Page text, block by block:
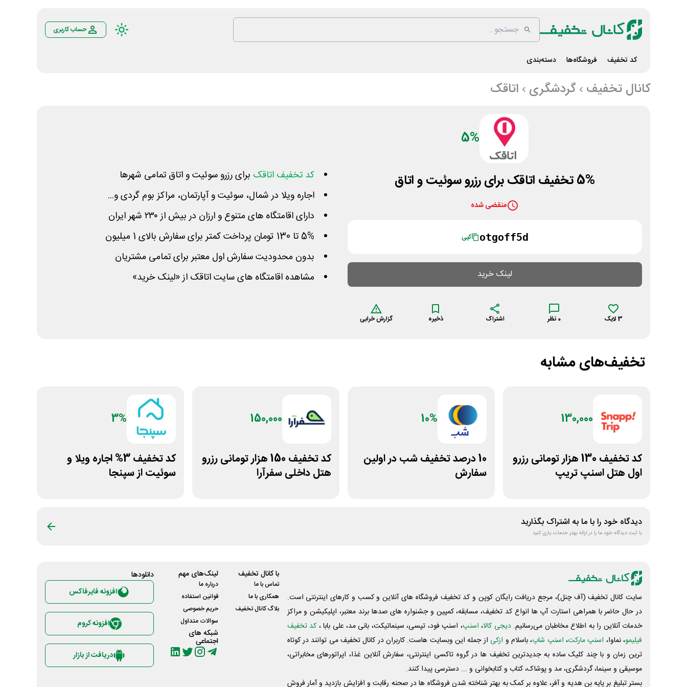
حساب کاربری
کد تخفیف فروشگاه‌ها دسته‌بندی
کانال تخفیف گردشگری اتاقک
5%
5% تخفیف اتاقک برای رزرو سوئیت و اتاق
منقضی شده
otgoff5d کپی
لینک خرید
3 لایک 0 نظر اشتراک ذخیره گزارش خرابی
کد تخفیف اتاقک برای رزرو سوئیت و اتاق تمامی شهرها
اجاره ویلا در شمال، سوئیت و آپارتمان، مراکز بوم گردی و...
دارای اقامتگاه های متنوع و ارزان در بیش از ۲۳۰ شهر ایران
5% تا 130 تومان پرداخت کمتر برای سفارش بالای 1 میلیون
بدون محدودیت سفارش اول معتبر برای تمامی مشتریان
مشاهده اقامتگاه های سایت اتاقک از «لینک خرید»
تخفیف‌های مشابه
130,000
کد تخفیف 130 هزار تومانی رزرو
اول هتل اسنپ تریپ
10%
10 درصد تخفیف شب در اولین
سفارش
150,000
کد تخفیف 150 هزار تومانی رزرو
هتل داخلی سفرآرا
3%
کد تخفیف 3% اجاره ویلا و
سوئیت از سپنجا
دیدگاه خود را با ما به اشتراک بگذارید
با ثبت دیدگاه خود ما را در ارائه بهتر خدمات یاری کنید
سایت کانال تخفیف (آف چنل)، مرجع دریافت رایگان کوپن و کد تخفیف فروشگاه های آنلاین و کسب و‌ کارهای اینترنتی است.
در حال حاضر با همراهی استارت آپ ها انواع کد تخفیف، مسابقه، کمپین و جشنواره های صدها برند معتبر، اپلیکیشن و مراکز
خدمات آنلاین را به اطلاع مخاطبان می‌رسانیم. دیجی کالا، اسنپ، اسنپ فود، تپسی، سینماتیکت، بانی مد، علی‌ بابا ، کد تخفیف
فیلیمو، نماوا، اسنپ مارکت، اسنپ شاپ، باسلام و ازکی از جمله این وبسایت ‌هاست. کاربران در کانال تخفیف می توانند در کوتاه
ترین زمان و با چند کلیک ساده به جدیدترین تخفیف ها در گروه تاکسی اینترنتی، سفارش آنلاین غذا، اپراتورهای مخابراتی،
موسیقی و سینما، گردشگری، مد و پوشاک، کتاب و کتابخوانی و ... دسترسی پیدا کنند.
بستر تبلیغ بر پایه بن هدیه و آفر، علاوه بر کمک به بهتر شناخته شدن فروشگاه ها در صحنه رقابت و افزایش بازدید و آمار فروش
با کانال تخفیف
تماس با ما
همکاری با ما
بلاگ کانال تخفیف
لینک‌های مهم
درباره ما
قوانین استفاده
حریم خصوصی
سوالات متداول
شبکه های
اجتماعی
دانلود‌ها
افزونه فایرفاکس
افزونه کروم
دریافت از بازار